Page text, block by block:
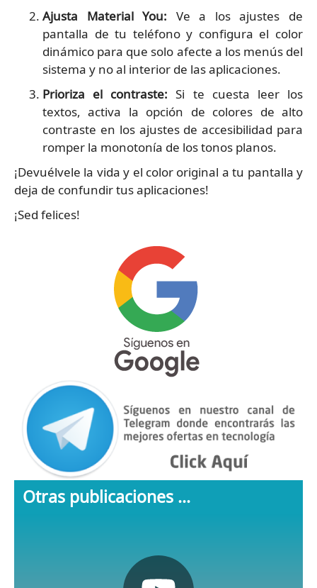
Ajusta Material You: Ve a los ajustes de
pantalla de tu teléfono y configura el color
dinámico para que solo afecte a los menús del
sistema y no al interior de las aplicaciones.
Prioriza el contraste: Si te cuesta leer los
textos, activa la opción de colores de alto
contraste en los ajustes de accesibilidad para
romper la monotonía de los tonos planos.
¡Devuélvele la vida y el color original a tu pantalla y
deja de confundir tus aplicaciones!
¡Sed felices!
Otras publicaciones ...